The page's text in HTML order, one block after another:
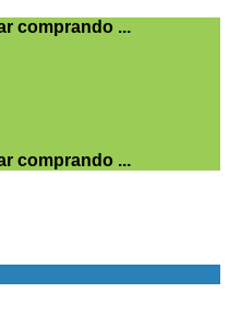
comprando ...
comprando ...